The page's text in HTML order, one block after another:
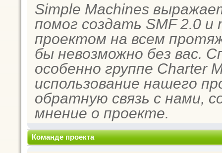
Simple Machines
помог создать SMF 2.0
проектом на всем
бы невозможно без вас.
особенно группе Charter
использование нашего
обратную связь с нами,
мнение о проекте.
Команде проекта